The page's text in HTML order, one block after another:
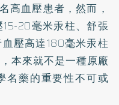
高血壓患者，然而，
20毫米汞柱、舒張
壓高達180毫米汞柱
本來就不是一種原廠
名藥的重要性不可或